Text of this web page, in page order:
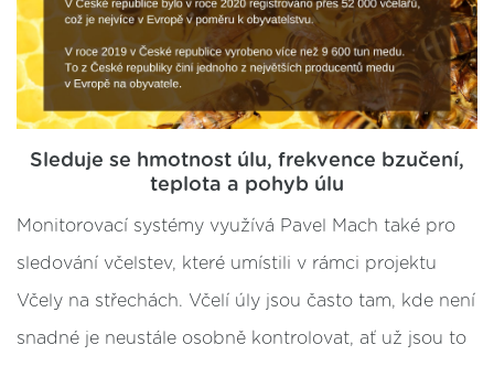
Sleduje se hmotnost úlu, frekvence bzučení,
teplota a pohyb úlu
Monitorovací systémy využívá Pavel Mach také pro
sledování včelstev, které umístili v rámci projektu
Včely na střechách. Včelí úly jsou často tam, kde není
snadné je neustále osobně kontrolovat, ať už jsou to